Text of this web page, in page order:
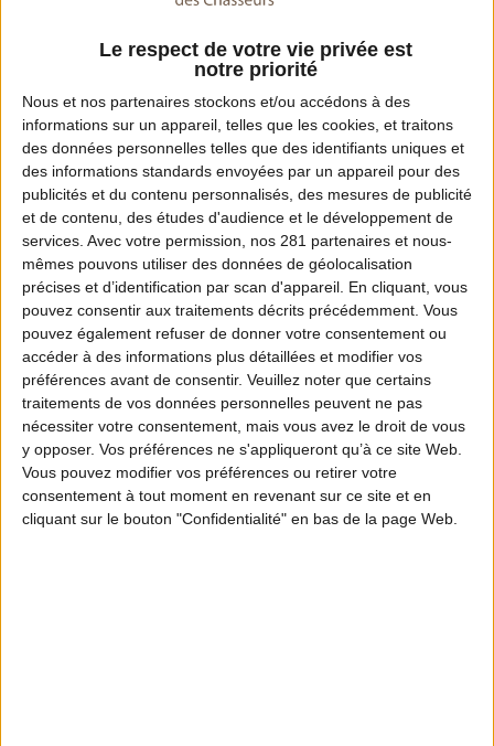
Le respect de votre vie privée est
notre priorité
Nous et nos partenaires stockons et/ou accédons à des
informations sur un appareil, telles que les cookies, et traitons
des données personnelles telles que des identifiants uniques et
des informations standards envoyées par un appareil pour des
publicités et du contenu personnalisés, des mesures de publicité
et de contenu, des études d'audience et le développement de
services. Avec votre permission, nos 281 partenaires et nous-
mêmes pouvons utiliser des données de géolocalisation
précises et d’identification par scan d'appareil. En cliquant, vous
pouvez consentir aux traitements décrits précédemment. Vous
pouvez également refuser de donner votre consentement ou
accéder à des informations plus détaillées et modifier vos
préférences avant de consentir. Veuillez noter que certains
traitements de vos données personnelles peuvent ne pas
nécessiter votre consentement, mais vous avez le droit de vous
y opposer. Vos préférences ne s'appliqueront qu’à ce site Web.
Vous pouvez modifier vos préférences ou retirer votre
consentement à tout moment en revenant sur ce site et en
cliquant sur le bouton "Confidentialité" en bas de la page Web.